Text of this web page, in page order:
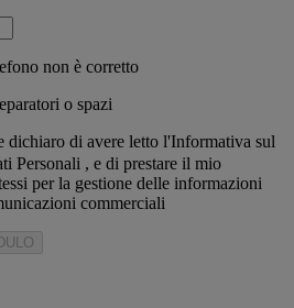
non è corretto
o spazi
dichiaro di avere letto l'Informativa sul
Personali , e di prestare il mio
per la gestione delle informazioni
commerciali